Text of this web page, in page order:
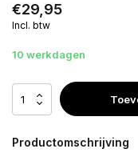
€29,95
Incl. btw
10 werkdagen
Productomschrijving